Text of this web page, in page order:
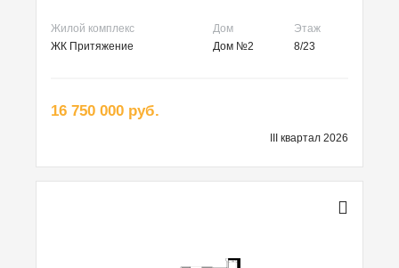
Жилой комплекс Дом
Этаж
ЖК Притяжение
Дом №2 8/23
16 750 000 руб.
III квартал 2026